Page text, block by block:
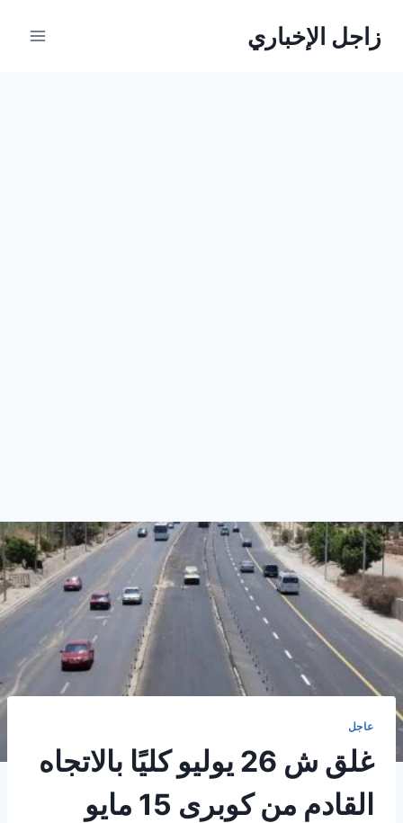
زاجل الإخباري
عاجل
غلق ش 26 يوليو كليًا بالاتجاه
القادم من كوبرى 15 مايو